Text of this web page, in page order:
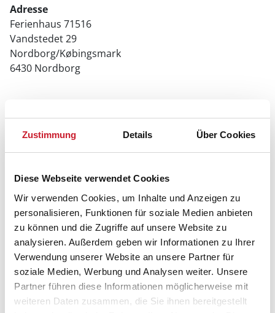
Zustimmung Details Über Cookies
Diese Webseite verwendet Cookies
Wir verwenden Cookies, um Inhalte und Anzeigen zu
personalisieren, Funktionen für soziale Medien anbieten
zu können und die Zugriffe auf unsere Website zu
analysieren. Außerdem geben wir Informationen zu Ihrer
Verwendung unserer Website an unsere Partner für
soziale Medien, Werbung und Analysen weiter. Unsere
Partner führen diese Informationen möglicherweise mit
weiteren Daten zusammen, die Sie ihnen bereitgestellt
Adresse
Ferienhaus 71516
Vandstedet 29
Nordborg/Købingsmark
6430 Nordborg